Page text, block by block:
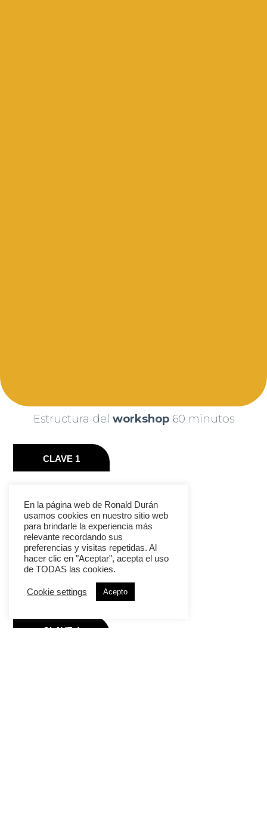
Estructura del workshop60 minutos
CLAVE 1
CLAVE 2
CLAVE 3
CLAVE 4
En la página web de Ronald Durán
usamos cookies en nuestro sitio web
para brindarle la experiencia más
relevante recordando sus
preferencias y visitas repetidas. Al
hacer clic en "Aceptar", acepta el uso
de TODAS las cookies.
Cookie settings Acepto